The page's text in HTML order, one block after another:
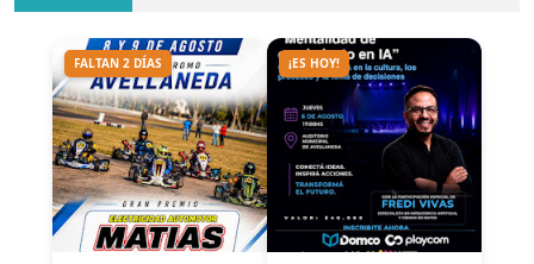
FALTAN 2 DÍAS ¡ES HOY!